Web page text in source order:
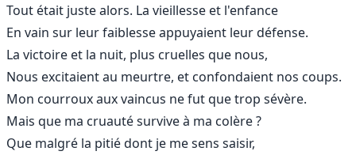
Tout était juste alors. La vieillesse et l'enfance
En vain sur leur faiblesse appuyaient leur défense.
La victoire et la nuit, plus cruelles que nous,
Nous excitaient au meurtre, et confondaient nos coups.
Mon courroux aux vaincus ne fut que trop sévère.
Mais que ma cruauté survive à ma colère ?
Que malgré la pitié dont je me sens saisir,